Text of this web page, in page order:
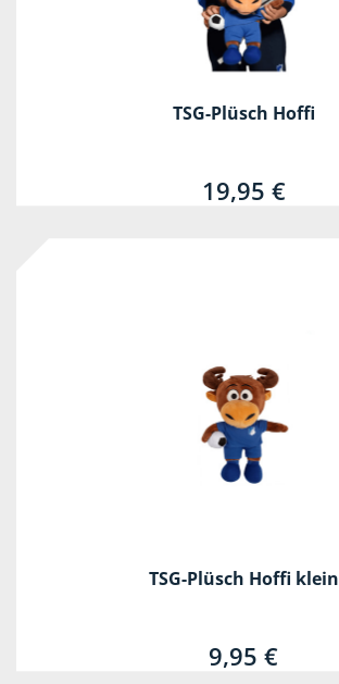
TSG-Plüsch Hoffi
19,95 €
TSG-Plüsch Hoffi klein
9,95 €